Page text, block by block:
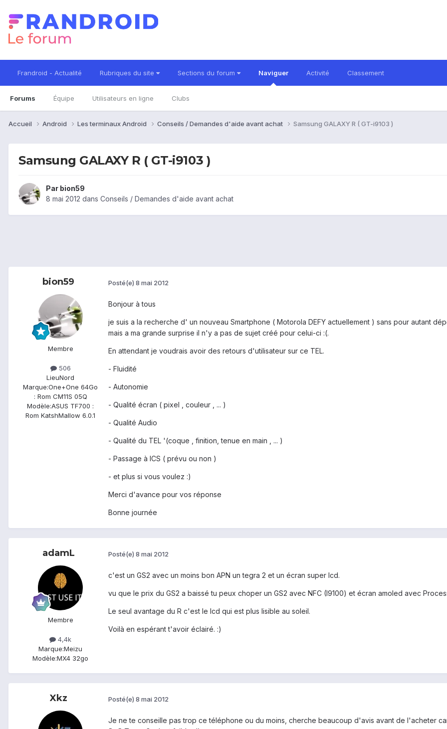
Frandroid - Actualité Rubriques du site Sections du forum Naviguer
Forums Équipe Utilisateurs en ligne Clubs
Activité Classement
Accueil Android Les terminaux Android Conseils / Demandes d'aide avant achat Samsung GALAXY R ( GT-i9103 )
Samsung GALAXY R ( GT-i9103 )
Par bion59
8 mai 2012 dans Conseils / Demandes d'aide avant achat
bion59
Membre
506
LieuNord
Marque:One+One 64Go
: Rom CM11S 05Q
Modèle:ASUS TF700 :
Rom KatshMallow 6.0.1
Posté(e) 8 mai 2012
Bonjour à tous
je suis a la recherche d' un nouveau Smartphone ( Motorola DEFY actuellement ) sans pour autant
mais a ma grande surprise il n'y a pas de sujet créé pour celui-ci :(.
En attendant je voudrais avoir des retours d'utilisateur sur ce TEL.
- Fluidité
- Autonomie
- Qualité écran ( pixel , couleur , ... )
- Qualité Audio
- Qualité du TEL '(coque , finition, tenue en main , ... )
- Passage à ICS ( prévu ou non )
- et plus si vous voulez :)
Merci d'avance pour vos réponse
Bonne journée
adamL
Membre
4,4k
Marque:Meizu
Modèle:MX4 32go
Posté(e) 8 mai 2012
c'est un GS2 avec un moins bon APN un tegra 2 et un écran super lcd.
vu que le prix du GS2 a baissé tu peux choper un GS2 avec NFC (I9100) et écran amoled avec
Le seul avantage du R c'est le lcd qui est plus lisible au soleil.
Voilà en espérant t'avoir éclairé. :)
Xkz Posté(e) 8 mai 2012
Je ne te conseille pas trop ce téléphone ou du moins, cherche beaucoup d'avis avant de l'acheter